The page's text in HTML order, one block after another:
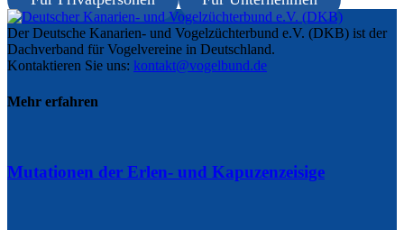
Der Deutsche Kanarien- und Vogelzüchterbund e.V. (DKB) ist der
Dachverband für Vogelvereine in Deutschland.
Kontaktieren Sie uns: kontakt@vogelbund.de
Mehr erfahren
Mutationen der Erlen- und Kapuzenzeisige